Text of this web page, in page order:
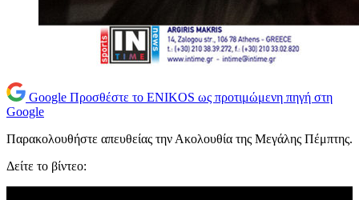
Google Προσθέστε το ENIKOS ως προτιμώμενη πηγή στη
Google
Παρακολουθήστε απευθείας την Ακολουθία της Μεγάλης Πέμπτης.
Δείτε το βίντεο: